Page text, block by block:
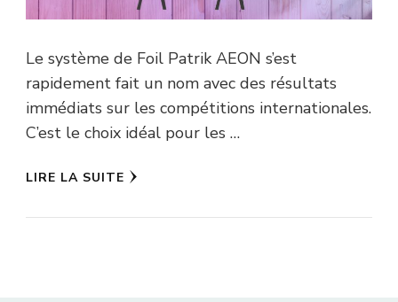
Le système de Foil Patrik AEON s’est
rapidement fait un nom avec des résultats
immédiats sur les compétitions internationales.
C’est le choix idéal pour les …
LIRE LA SUITE